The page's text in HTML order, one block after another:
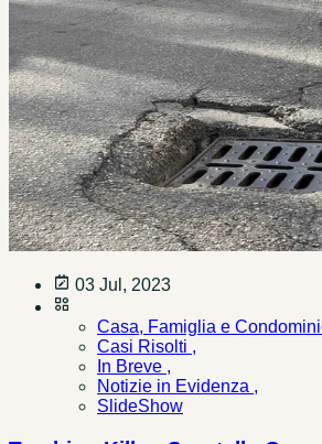
03 Jul, 2023
Casa, Famiglia e
Casi Risolti ,
In Breve ,
Notizie in Evidenza ,
SlideShow